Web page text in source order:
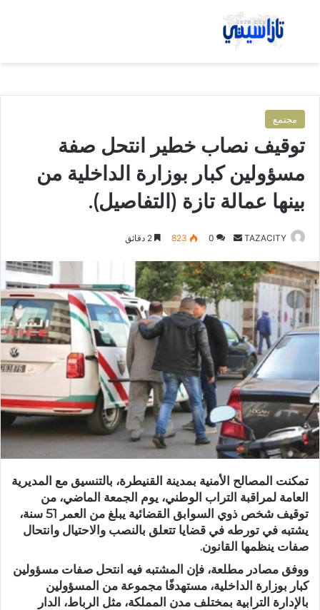
بحث عن
مجتمع
توقيف نصاب خطير انتحل صفة
مسؤولين كبار بوزارة الداخلية من
بينها عمالة تازة (التفاصيل).
TAZACITY
س
ل
ر
ي
د
ا
إ
ل
ك
ت
ر
ن
ي
ا
0
823
تمكنت المصالح الأمنية بمدينة القنيطرة، بالتنسيق مع المديرية
العامة لمراقبة التراب الوطني، يوم الجمعة الماضي، من
توقيف شخص ذوي السوابق القضائية يبلغ من العمر 51 سنة،
يشتبه في تورطه في قضايا تتعلق بالنصب والاحتيال وانتحال
صفات ينظمها القانون.
ووفق مصادر مطلعة، فإن المشتبه فيه انتحل صفات مسؤولين
كبار بوزارة الداخلية، مستهدفًا مجموعة من المسؤولين
بالإدارة الترابية بمختلف مدن المملكة، مثل الرباط، الدار